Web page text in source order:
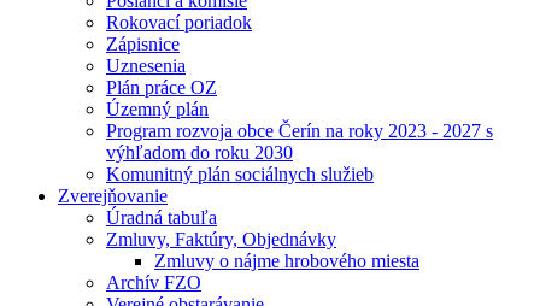
Rokovací poriadok
Zápisnice
Uznesenia
Plán práce OZ
Územný plán
Program rozvoja obce Čerín na roky 2023 - 2027 s
výhľadom do roku 2030
Komunitný plán sociálnych služieb
Zverejňovanie
Úradná tabuľa
Zmluvy, Faktúry, Objednávky
Zmluvy o nájme hrobového miesta
Archív FZO